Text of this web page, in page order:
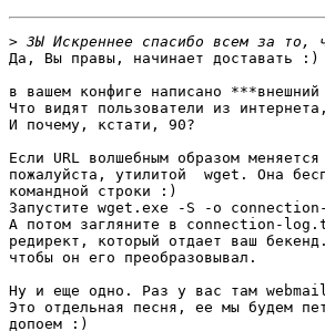
>
Да, Вы правы, начинает доставать :)
в вашем конфиге написано
Что видят пользователи из
И почему, кстати, 90?
Если URL волшебным образом
пожалуйста, утилитой  wget. Она
командной строки :)
Запустите wget.exe -S -o
А потом загляните в connection-
редирект, который отдает ваш
чтобы он его преобразовывал.
Ну и еще одно. Раз у вас там
Это отдельная песня, ее мы будем